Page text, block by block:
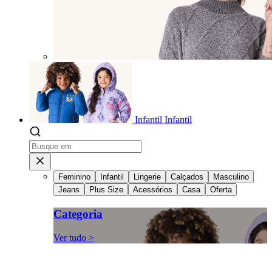
Infantil Infantil
Feminino Infantil Lingerie Calçados
Masculino
Jeans
Plus Size Acessórios Casa Oferta
Categoria
Ver tudo >